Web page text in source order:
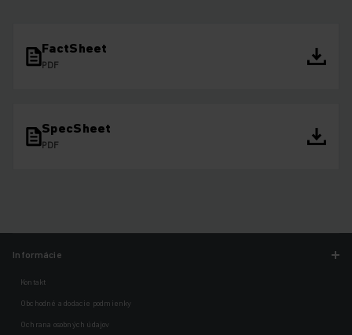
FactSheet
PDF
SpecSheet
PDF
Informácie
Kontakt
Obchodné a dodacie podmienky
Ochrana osobných údajov